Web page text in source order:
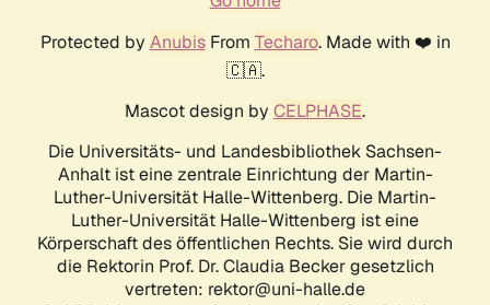
Protected by AnubisFrom Techaro. Made with ❤️ in
🇨🇦.
Mascot design by CELPHASE.
Die Universitäts- und Landesbibliothek Sachsen-
Anhalt ist eine zentrale Einrichtung der Martin-
Luther-Universität Halle-Wittenberg. Die Martin-
Luther-Universität Halle-Wittenberg ist eine
Körperschaft des öffentlichen Rechts. Sie wird durch
die Rektorin Prof. Dr. Claudia Becker gesetzlich
vertreten: rektor@uni-halle.de